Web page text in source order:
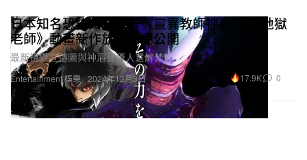
Entertainment 娛樂
日本知名恐怖妖怪漫畫《靈異教師神眉/鳴～地獄
老師》動畫新作放送時間公開
最新視覺宣傳圖與神眉聲優人選解禁。
2024年12月3日 17.9K 0